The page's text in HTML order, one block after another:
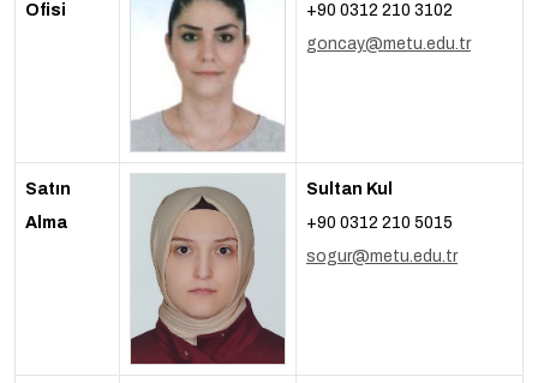
Ofisi
+90 0312 210 3102
goncay@metu.edu.tr
Satın
Alma
Sultan Kul
+90 0312 210 5015
sogur@metu.edu.tr